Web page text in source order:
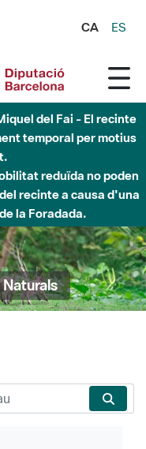
CA ES
del Fai - El recinte
temporal per motius
reduïda no poden
recinte a causa d'una
la Foradada.